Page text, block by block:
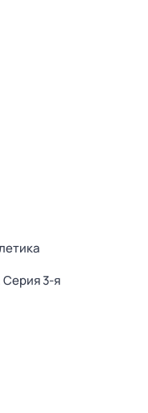
Серия 3-я